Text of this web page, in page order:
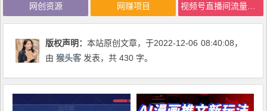
网创资源 网赚项目
版权声明：本站原创文章，于2022-12-06 08:40:08，
由猴头客 发表，共 430 字。